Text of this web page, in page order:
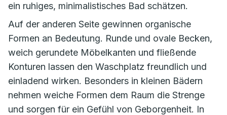
ein ruhiges, minimalistisches Bad schätzen.
Auf der anderen Seite gewinnen organische
Formen an Bedeutung. Runde und ovale Becken,
weich gerundete Möbelkanten und fließende
Konturen lassen den Waschplatz freundlich und
einladend wirken. Besonders in kleinen Bädern
nehmen weiche Formen dem Raum die Strenge
und sorgen für ein Gefühl von Geborgenheit. In